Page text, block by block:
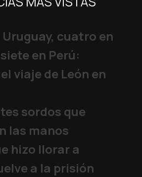
cuatro en
en Perú:
viaje de León en
sordos que
las manos
hizo llorar a
a la prisión